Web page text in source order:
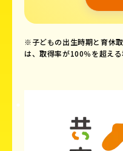
※子どもの出生時期と育休
は、取得率が100％を超える